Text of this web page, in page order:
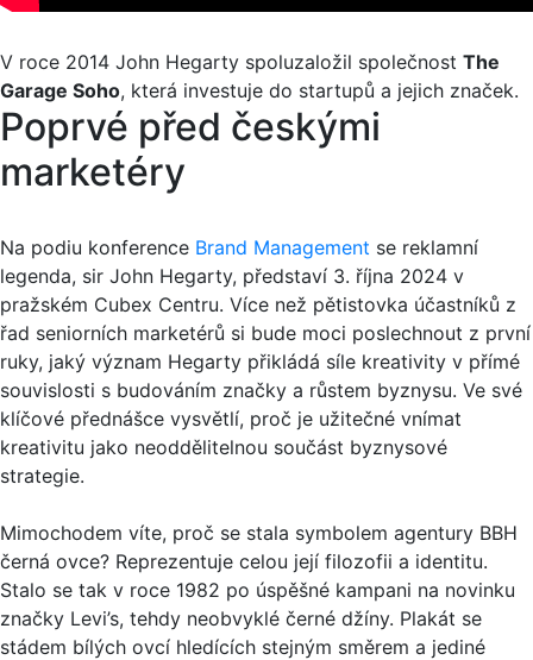
V roce 2014 John Hegarty spoluzaložil společnost The
Garage Soho, která investuje do startupů a jejich značek.
Poprvé před českými
marketéry
Na podiu konference Brand Management se reklamní
legenda, sir John Hegarty, představí 3. října 2024 v
pražském Cubex Centru. Více než pětistovka účastníků z
řad seniorních marketérů si bude moci poslechnout z první
ruky, jaký význam Hegarty přikládá síle kreativity v přímé
souvislosti s budováním značky a růstem byznysu. Ve své
klíčové přednášce vysvětlí, proč je užitečné vnímat
kreativitu jako neoddělitelnou součást byznysové
strategie.
Mimochodem víte, proč se stala symbolem agentury BBH
černá ovce? Reprezentuje celou její filozofii a identitu.
Stalo se tak v roce 1982 po úspěšné kampani na novinku
značky Levi’s, tehdy neobvyklé černé džíny. Plakát se
stádem bílých ovcí hledících stejným směrem a jediné